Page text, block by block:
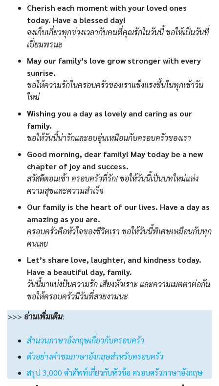
Cherish each moment with your loved ones
today. Have a blessed day!
จงเก็บเกี่ยวทุกช่วงเวลากับคนที่คุณรักในวันนี้ ขอให้เป็นวันที่
เปี่ยมพรนะ
May our family’s love grow stronger with every
sunrise.
ขอให้ความรักในครอบครัวของเราแข็งแรงขึ้นในทุกเช้าวัน
ใหม่
Wishing you a day as lovely and caring as our
family.
ขอให้วันนี้น่ารักและอบอุ่นเหมือนกับครอบครัวของเรา
Good morning, dear family! May today be a new
chapter of joy and success.
สวัสดีตอนเช้า ครอบครัวที่รัก! ขอให้วันนี้เป็นบทใหม่แห่ง
ความสุขและความสำเร็จ
Our family is the heart of our lives. Have a day as
amazing as you are.
ครอบครัวคือหัวใจของชีวิตเรา ขอให้วันนี้พิเศษเหมือนกับทุก
คนเลย
Let’s share love, laughter, and kindness today.
Have a beautiful day, family.
วันนี้มาแบ่งปันความรัก เสียงหัวเราะ และความเมตตาต่อกัน
ขอให้ครอบครัวมีวันที่สวยงามนะ
>>> อ่านเพิ่มเติม:
สำนวนภาษาอังกฤษเกี่ยวกับครอบครัว
ตัวอย่างคำชมภาษาอังกฤษสำหรับครอบครัว
สรุป 3,000 คำศัพท์เกี่ยวกับหัวข้อ ครอบครัวภาษาอังกฤษ